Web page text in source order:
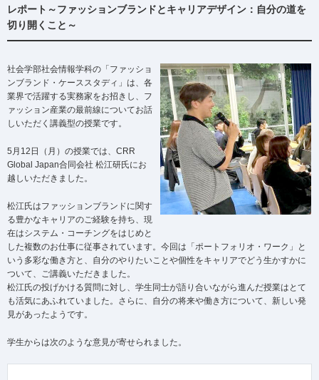
レポート～ファッションブランドとキャリアデザイン：自分の道を
切り開くこと～
社会学部社会情報学科の「ファッショ
ンブランド・ケーススタディ」は、各
業界で活躍する実務家をお招きし、フ
ァッション産業の最前線についてお話
しいただく講義型の授業です。
5月12日（月）の授業では、CRR
Global Japan合同会社 松江研氏にお
越しいただきました。
松江氏はファッションブランドに関す
る豊かなキャリアのご経験を持ち、現
在はシステム・コーチングをはじめと
した複数のお仕事に従事されています。今回は「ポートフォリオ・ワーク」と
いう多彩な働き方と、自分のやりたいことや個性をキャリアでどう生かすかに
ついて、ご講義いただきました。
松江氏の投げかける質問に対し、学生同士が語り合いながら進んだ授業はとて
も活気にあふれていました。さらに、自分の将来や働き方について、新しい発
見があったようです。
学生からは次のような意見が寄せられました。